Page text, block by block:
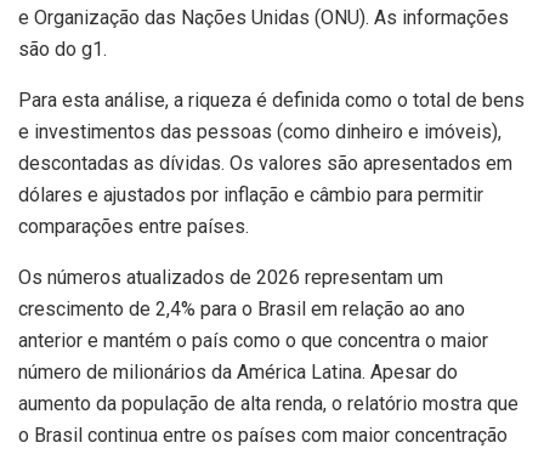
e Organização das Nações Unidas (ONU). As informações
são do g1.
Para esta análise, a riqueza é definida como o total de bens
e investimentos das pessoas (como dinheiro e imóveis),
descontadas as dívidas. Os valores são apresentados em
dólares e ajustados por inflação e câmbio para permitir
comparações entre países.
Os números atualizados de 2026 representam um
crescimento de 2,4% para o Brasil em relação ao ano
anterior e mantém o país como o que concentra o maior
número de milionários da América Latina. Apesar do
aumento da população de alta renda, o relatório mostra que
o Brasil continua entre os países com maior concentração